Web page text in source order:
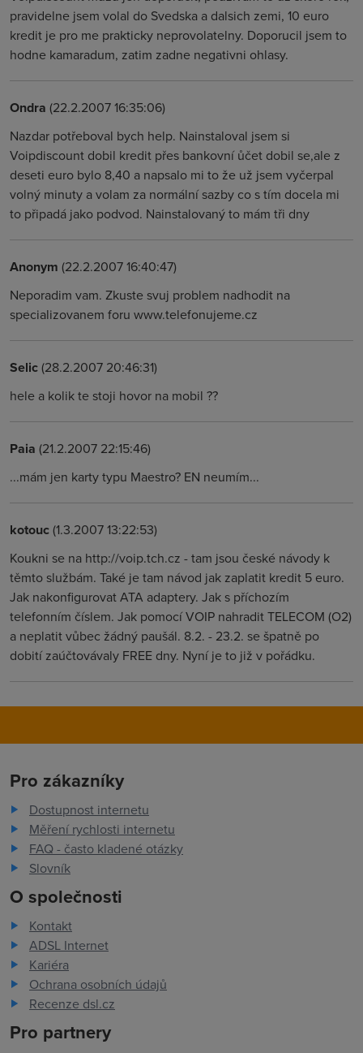
pravidelne jsem volal do Svedska a dalsich zemi, 10 euro
kredit je pro me prakticky neprovolatelny. Doporucil jsem to
hodne kamaradum, zatim zadne negativni ohlasy.
Ondra (22.2.2007 16:35:06)
Nazdar potřeboval bych help. Nainstaloval jsem si
Voipdiscount dobil kredit přes bankovní ůčet dobil se,ale z
deseti euro bylo 8,40 a napsalo mi to že už jsem vyčerpal
volný minuty a volam za normální sazby co s tím docela mi
to připadá jako podvod. Nainstalovaný to mám tři dny
Anonym (22.2.2007 16:40:47)
Neporadim vam. Zkuste svuj problem nadhodit na
specializovanem foru www.telefonujeme.cz
Selic(28.2.2007 20:46:31)
hele a kolik te stoji hovor na mobil ??
Paia (21.2.2007 22:15:46)
...mám jen karty typu Maestro? EN neumím...
kotouc(1.3.2007 13:22:53)
Koukni se na http://voip.tch.cz - tam jsou české návody k
těmto službám. Také je tam návod jak zaplatit kredit 5 euro.
Jak nakonfigurovat ATA adaptery. Jak s příchozím
telefonním číslem. Jak pomocí VOIP nahradit TELECOM (O2)
a neplatit vůbec žádný paušál. 8.2. - 23.2. se špatně po
dobití zaúčtovávaly FREE dny. Nyní je to již v pořádku.
Pro zákazníky
Dostupnost internetu
Měření rychlosti internetu
FAQ - často kladené otázky
Slovník
O společnosti
Kontakt
ADSL Internet
Kariéra
Ochrana osobních údajů
Recenze dsl.cz
Pro partnery